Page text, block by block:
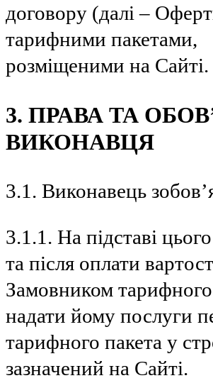
договору (далі –
тарифними пакетами,
розміщеними на Сайті.
3. ПРАВА ТА
ВИКОНАВЦЯ
3.1. Виконавець
3.1.1. На підставі
та після оплати
Замовником тарифного
надати йому послуги
тарифного пакета у
зазначений на Сайті.